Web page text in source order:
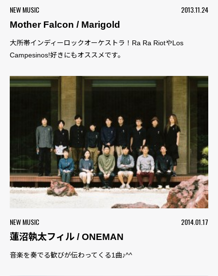
NEW MUSIC
2013.11.24
Mother Falcon / Marigold
大所帯インディーロックオーケストラ！Ra Ra RiotやLos
Campesinos!好きにもオススメです。
NEW MUSIC
2014.01.17
蓮沼執太フィル / ONEMAN
音楽を奏でる歓びが伝わってくる1曲♪^^